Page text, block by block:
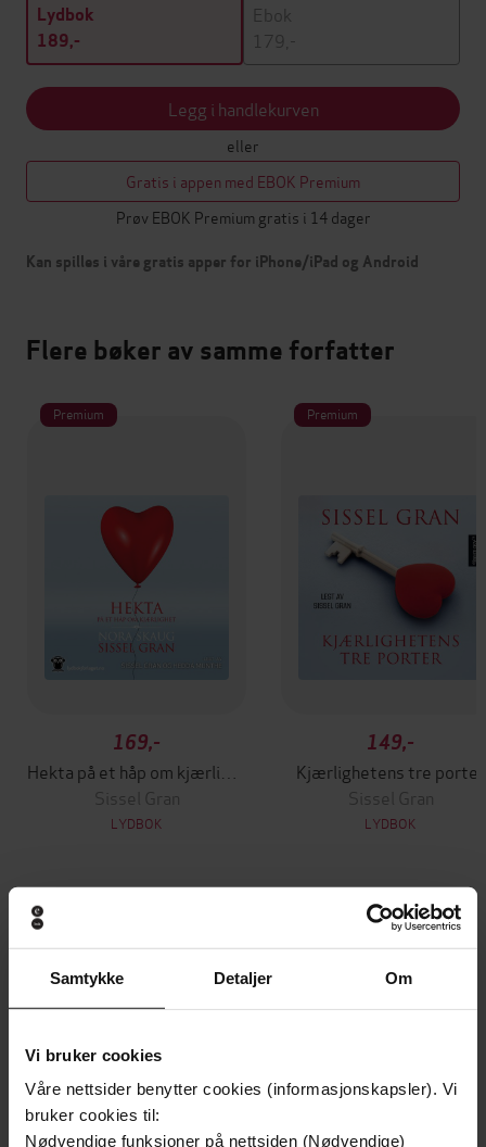
Samtykke Detaljer Om
Vi bruker cookies
Våre nettsider benytter cookies (informasjonskapsler). Vi
bruker cookies til:
Nødvendige funksjoner på nettsiden (Nødvendige)
Lydbok
189,-
Ebok
179,-
Legg i handlekurven
eller
Gratis i appen med EBOK Premium
Prøv EBOK Premium gratis i 14 dager
Kan spilles i våre gratis apper for iPhone/iPad og Android
Flere bøker av samme forfatter
Premium
169,-
Sissel Gran
LYDBOK
Premium
149,-
Kjærlighetens tre porter
Sissel Gran
LYDBOK
Andre har også kjøpt